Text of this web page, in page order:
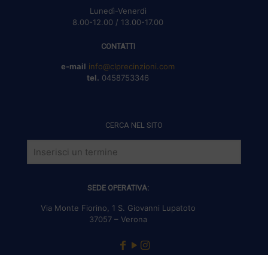
Lunedì-Venerdì
8.00-12.00 / 13.00-17.00
CONTATTI
e-mail info@clprecinzioni.com
tel. 0458753346
CERCA NEL SITO
SEDE OPERATIVA:
Via Monte Fiorino, 1 S. Giovanni Lupatoto
37057 – Verona